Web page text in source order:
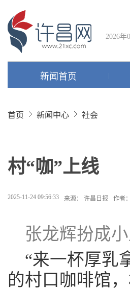
2026年
新闻首页
首页 新闻中心 社会
村“咖”上线
2025-11-24 09:56:33 来源： 许昌日报 作者
张龙辉扮成
“来一杯厚乳
的村口咖啡馆